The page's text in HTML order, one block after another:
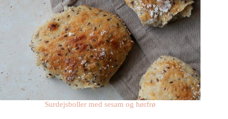
Surdejsboller med sesam og hørfrø